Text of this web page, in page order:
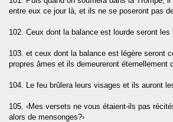
entre eux ce jour là, et ils ne se poseront pas
102. Ceux dont la balance est lourde seront les
103. et ceux dont la balance est légère seront
propres âmes et ils demeureront éternellement
104. Le feu brûlera leurs visages et ils auront
105. ‹Mes versets ne vous étaient-ils pas
alors de mensonges?›